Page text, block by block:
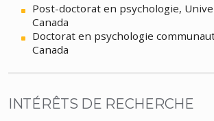
Post-doctorat en psychologie,
Canada
Doctorat en psychologie
Canada
INTÉRÊTS DE RECHERCHE